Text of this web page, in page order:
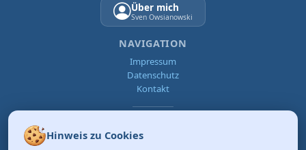
Über mich
Sven Owsianowski
NAVIGATION
Impressum
Datenschutz
Kontakt
Hinweis zu Cookies